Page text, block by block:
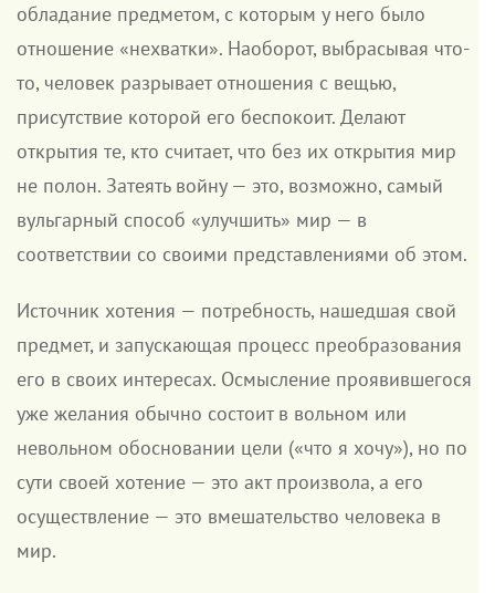
обладание предметом, с которым у него было
отношение «нехватки». Наоборот, выбрасывая что-
то, человек разрывает отношения с вещью,
присутствие которой его беспокоит. Делают
открытия те, кто считает, что без их открытия мир
не полон. Затеять войну — это, возможно, самый
вульгарный способ «улучшить» мир — в
соответствии со своими представлениями об этом.
Источник хотения — потребность, нашедшая свой
предмет, и запускающая процесс преобразования
его в своих интересах. Осмысление проявившегося
уже желания обычно состоит в вольном или
невольном обосновании цели («что я хочу»), но по
сути своей хотение — это акт произвола, а его
осуществление — это вмешательство человека в
мир.